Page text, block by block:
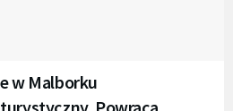
w Malborku